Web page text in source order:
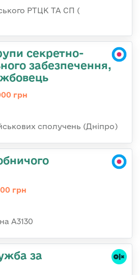
РТЦК ТА СП (
секретно-
забезпечення,
грн
сполучень (Дніпро)
грн
А3130
за